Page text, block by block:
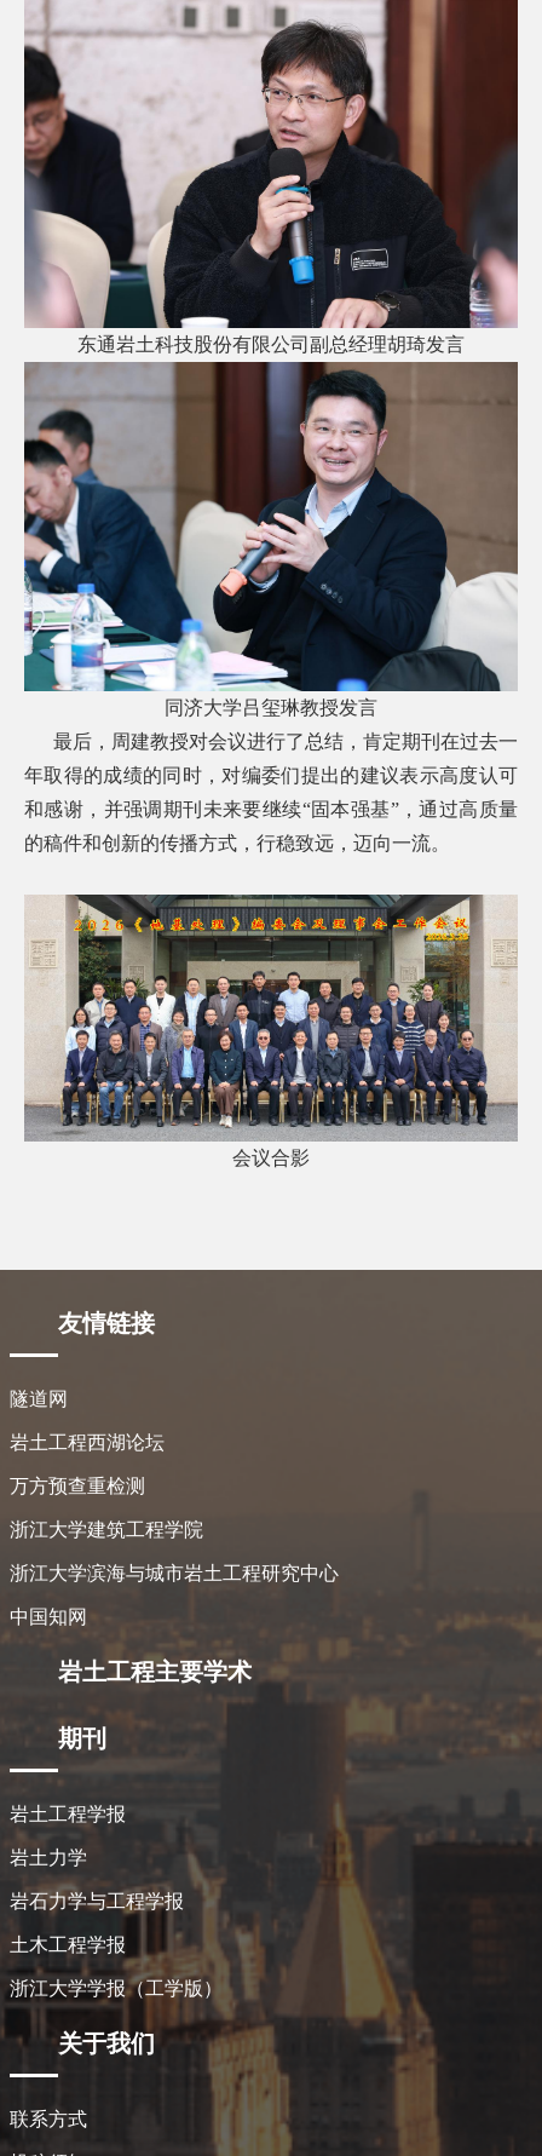
东通岩土科技股份有限公司副总经理胡琦发言
同济大学吕玺琳教授发言
最后，周建教授对会议进行了总结，肯定期刊在过去一
年取得的成绩的同时，对编委们提出的建议表示高度认可
和感谢，并强调期刊未来要继续“固本强基”，通过高质量
的稿件和创新的传播方式，行稳致远，迈向一流。
会议合影
友情链接
隧道网
岩土工程西湖论坛
万方预查重检测
浙江大学建筑工程学院
浙江大学滨海与城市岩土工程研究中心
中国知网
岩土工程主要学术
期刊
岩土工程学报
岩土力学
岩石力学与工程学报
土木工程学报
浙江大学学报（工学版）
关于我们
联系方式